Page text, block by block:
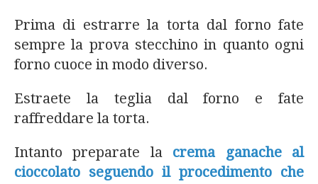
Prima di estrarre la torta dal forno fate
sempre la prova stecchino in quanto ogni
forno cuoce in modo diverso.
Estraete la teglia dal forno e fate
raffreddare la torta.
Intanto preparate la crema ganache al
cioccolato seguendo il procedimento che